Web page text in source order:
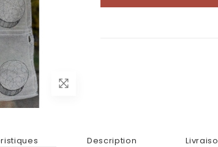
Description